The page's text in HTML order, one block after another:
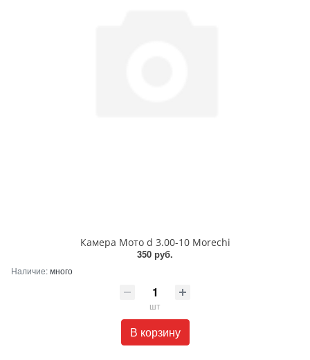
Камера Мото d 3.00-10 Morechi
350 руб.
Наличие:много
шт
В корзину